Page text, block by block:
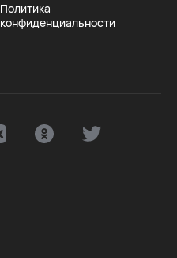
Политика
конфиденциальности